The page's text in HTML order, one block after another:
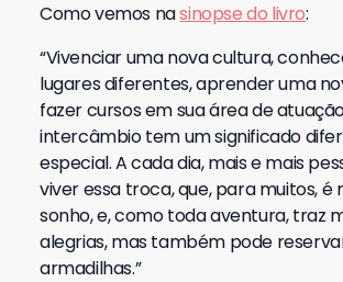
Como vemos nasinopse do livro:
“Vivenciar uma nova cultura,
lugares diferentes, aprender uma
fazer cursos em sua área de
intercâmbio tem um significado
especial. A cada dia, mais e mais
viver essa troca, que, para muitos, é
sonho, e, como toda aventura, traz
alegrias, mas também pode
armadilhas.”